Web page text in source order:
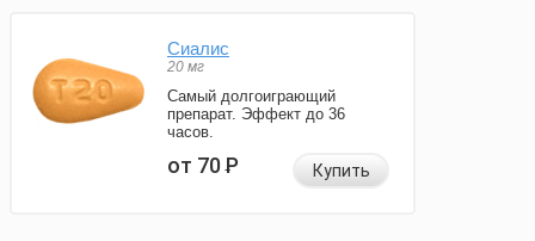
Сиалис
20 мг
Самый долгоиграющий
препарат. Эффект до 36
часов.
от 70Р Купить